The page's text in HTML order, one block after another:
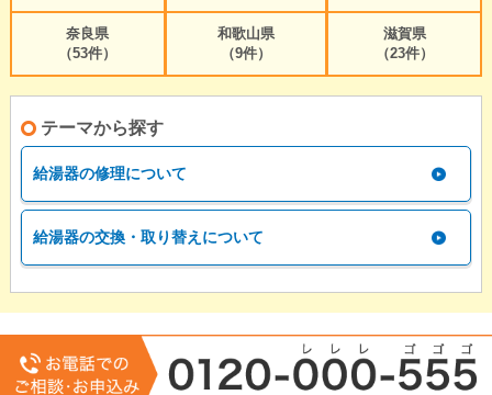
奈良県
（53件）
和歌山県
（9件）
滋賀県
（23件）
テーマから探す
給湯器の修理について
給湯器の交換・取り替えについて